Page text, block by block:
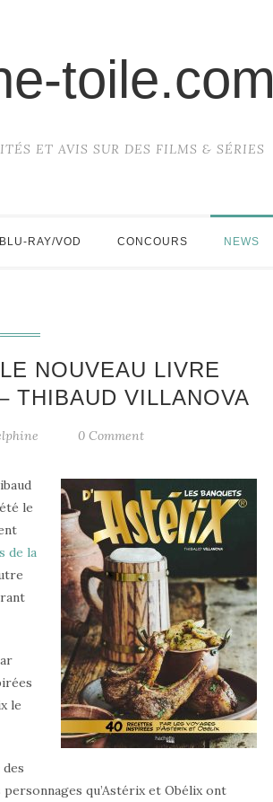
toile.com
ET AVIS SUR DES FILMS & SÉRIES
RAY/VOD CONCOURS NEWS
NOUVEAU LIVRE
THIBAUD VILLANOVA
0 Comment
le
de la
le
qu’Astérix et Obélix ont